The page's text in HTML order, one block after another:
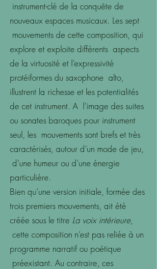
instrument-clé de la conquête de
nouveaux espaces musicaux. Les sept
mouvements de cette composition, qui
explore et exploite différents aspects
de la virtuosité et l’expressivité
protéiformes du saxophone alto,
illustrent la richesse et les potentialités
de cet instrument. A l’image des suites
ou sonates baroques pour instrument
seul, les mouvements sont brefs et très
caractérisés, autour d’un mode de jeu,
d’une humeur ou d’une énergie
particulière.
Bien qu’une version initiale, formée des
trois premiers mouvements, ait été
créée sous le titre La voix intérieure,
cette composition n’est pas reliée à un
programme narratif ou poétique
préexistant. Au contraire, ces